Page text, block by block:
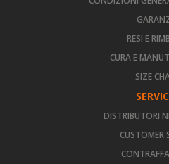
RESI E
CURA E
SIZE
DISTRIBUTORI
CUSTOMER